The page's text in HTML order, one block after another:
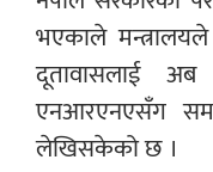
भएकाले
दूतावासलाई अब
एनआरएनएसँग
लेखिसकेको छ ।